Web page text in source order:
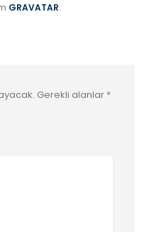
GRAVATAR.
Gerekli alanlar *